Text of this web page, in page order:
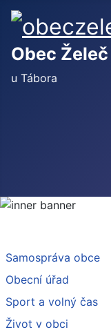
Obec Želeč
u Tábora
Samospráva obce
Obecní úřad
Sport a volný čas
Život v obci